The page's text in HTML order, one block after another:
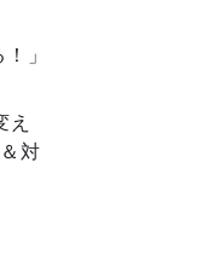
」
え
対